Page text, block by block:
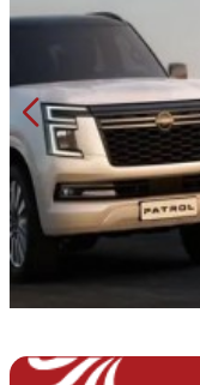
بکرترین دریاچه ها